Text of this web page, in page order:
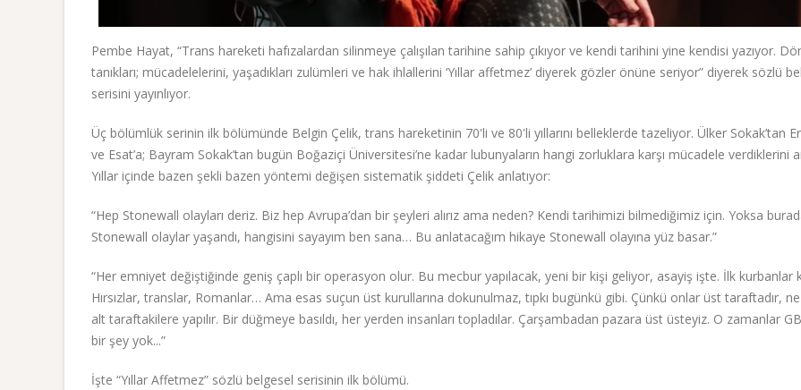
Pembe Hayat, “Trans hareketi hafızalardan silinmeye çalışılan tarihine sahip çıkıyor ve kendi tarihini yine kendisi yazıyor.
tanıkları; mücadelelerini, yaşadıkları zulümleri ve hak ihlallerini ‘Yıllar affetmez’ diyerek gözler önüne seriyor” diyerek sözlü
serisini yayınlıyor.
Üç bölümlük serinin ilk bölümünde Belgin Çelik, trans hareketinin 70'li ve 80'li yıllarını belleklerde tazeliyor. Ülker Sokak’tan
ve Esat’a; Bayram Sokak’tan bugün Boğaziçi Üniversitesi’ne kadar lubunyaların hangi zorluklara karşı mücadele verdiklerini
Yıllar içinde bazen şekli bazen yöntemi değişen sistematik şiddeti Çelik anlatıyor:
“Hep Stonewall olayları deriz. Biz hep Avrupa’dan bir şeyleri alırız ama neden? Kendi tarihimizi bilmediğimiz için. Yoksa
Stonewall olaylar yaşandı, hangisini sayayım ben sana… Bu anlatacağım hikaye Stonewall olayına yüz basar.”
“Her emniyet değiştiğinde geniş çaplı bir operasyon olur. Bu mecbur yapılacak, yeni bir kişi geliyor, asayiş işte. İlk kurbanlar
Hırsızlar, translar, Romanlar… Ama esas suçun üst kurullarına dokunulmaz, tıpkı bugünkü gibi. Çünkü onlar üst taraftadır,
alt taraftakilere yapılır. Bir düğmeye basıldı, her yerden insanları topladılar. Çarşambadan pazara üst üsteyiz. O zamanlar
bir şey yok...”
İşte “Yıllar Affetmez” sözlü belgesel serisinin ilk bölümü.